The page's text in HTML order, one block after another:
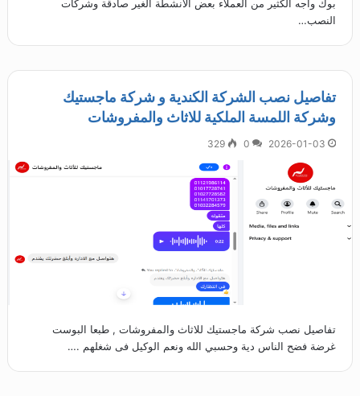
بوك واجه الكثير من العملاء بعض الانشطة الغير صادقة وشركات
النصب…
تفاصيل نصب الشركة الكندية و شركة ماجستيك
وشركة اللمسة الملكية للاثاث والمفروشات
2026-01-03
0
329
تفاصيل نصب شركة ماجستيك للاثاث والمفروشات , طبعا البوست
غرضة فضح الناس دية وحسبي الله ونعم الوكيل فى شغلهم .…